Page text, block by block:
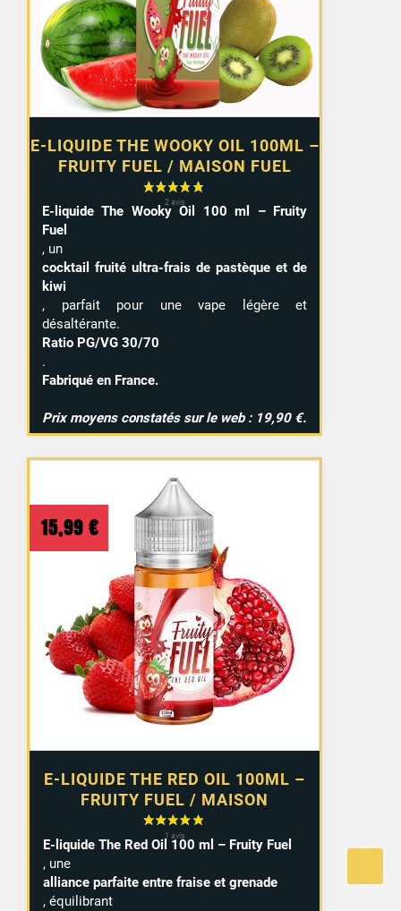
E-LIQUIDE THE WOOKY OIL 100ML –
FRUITY FUEL / MAISON FUEL
E-liquide The Wooky Oil 100 ml – Fruity
Fuel
, un
cocktail fruité ultra-frais de pastèque et de
kiwi
, parfait pour une vape légère et
désaltérante.
Ratio PG/VG 30/70
.
Fabriqué en France.
Prix moyens constatés sur le web : 19,90 €.
E-LIQUIDE THE RED OIL 100ML –
FRUITY FUEL / MAISON
15,99 €
E-liquide The Red Oil 100 ml – Fruity Fuel
, une
alliance parfaite entre fraise et grenade
, équilibrant